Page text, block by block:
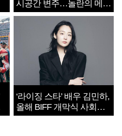
시공간 변주…놀란의 메시
지는 ‘전쟁 속죄’
‘라이징 스타’ 배우 김민하,
올해 BIFF 개막식 사회자
확정